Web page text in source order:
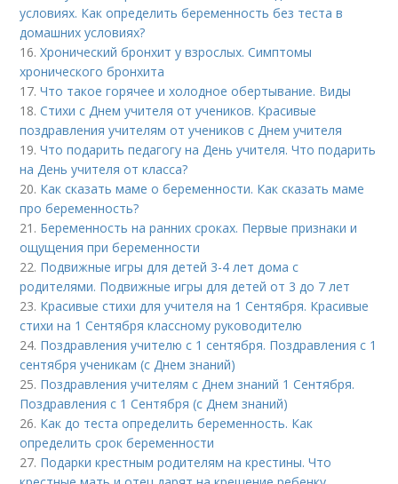
условиях. Как определить беременность без теста в
домашних условиях?
16.Хронический бронхит у взрослых. Симптомы
хронического бронхита
17.Что такое горячее и холодное обертывание. Виды
18.Стихи с Днем учителя от учеников. Красивые
поздравления учителям от учеников с Днем учителя
19.Что подарить педагогу на День учителя. Что подарить
на День учителя от класса?
20. Как сказать маме о беременности. Как сказать маме
про беременность?
21. Беременность на ранних сроках. Первые признаки и
ощущения при беременности
22. Подвижные игры для детей 3-4 лет дома с
родителями. Подвижные игры для детей от 3 до 7 лет
23. Красивые стихи для учителя на 1 Сентября. Красивые
стихи на 1 Сентября классному руководителю
24. Поздравления учителю с 1 сентября. Поздравления с 1
сентября ученикам (с Днем знаний)
25. Поздравления учителям с Днем знаний 1 Сентября.
Поздравления с 1 Сентября (с Днем знаний)
26. Как до теста определить беременность. Как
определить срок беременности
27. Подарки крестным родителям на крестины. Что